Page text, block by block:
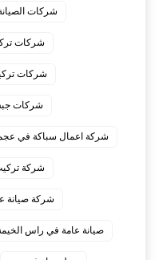
شركات
شركات
شركات
شركات
شركة اعمال سباكة في
شركة
شركة صيانة
صيانة عامة في راس